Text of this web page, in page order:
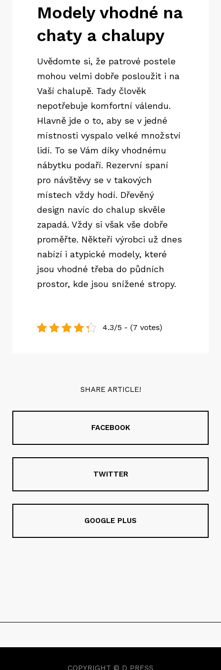
Modely vhodné na
chaty a chalupy
Uvědomte si, že patrové postele
mohou velmi dobře posloužit i na
Vaší chalupě. Tady člověk
nepotřebuje komfortní válendu.
Hlavně jde o to, aby se v jedné
místnosti vyspalo velké množství
lidí. To se Vám díky vhodnému
nábytku podaří. Rezervní spaní
pro návštěvy se v takových
místech vždy hodí. Dřevěný
design navíc do chalup skvěle
zapadá. Vždy si však vše dobře
proměřte. Někteří výrobci už dnes
nabízí i atypické modely, které
jsou vhodné třeba do půdních
prostor, kde jsou snížené stropy.
4.3/5 - (7 votes)
SHARE ARTICLE!
FACEBOOK
TWITTER
GOOGLE PLUS
COPYRIGHT © D PRESS